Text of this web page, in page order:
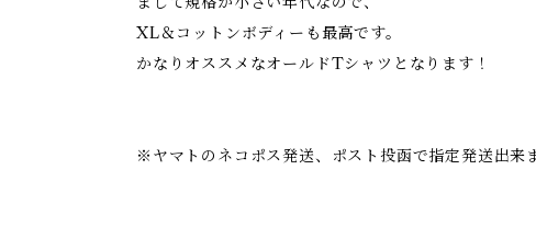
XL＆コットンボディーも最高です。
かなりオススメなオールドTシャツとなります！
※ヤマトのネコポス発送、ポスト投函で指定発送出来